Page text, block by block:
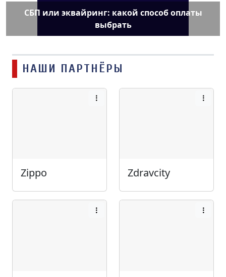
СБП или эквайринг: какой способ оплаты
выбрать
НАШИ ПАРТНЁРЫ
Zippo Zdravcity